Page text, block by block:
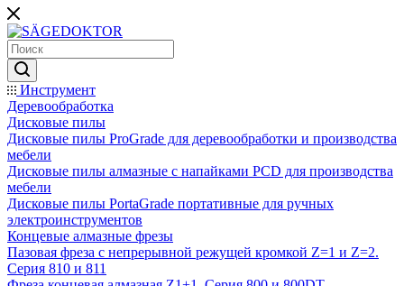
Инструмент
Деревообработка
Дисковые пилы
Дисковые пилы ProGrade для деревообработки и производства
мебели
Дисковые пилы алмазные с напайками PCD для производства
мебели
Дисковые пилы PortaGrade портативные для ручных
электроинструментов
Концевые алмазные фрезы
Пазовая фреза с непрерывной режущей кромкой Z=1 и Z=2.
Серия 810 и 811